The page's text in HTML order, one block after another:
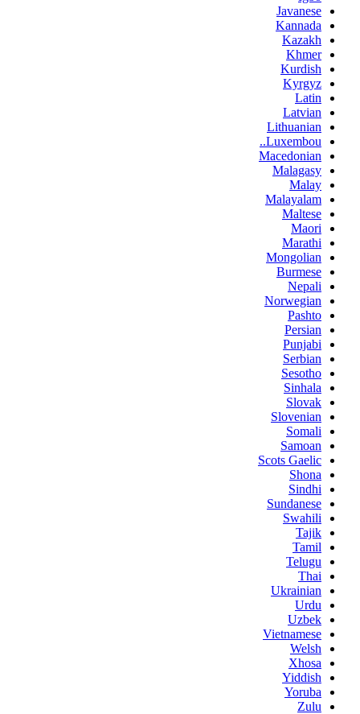
Javanese
Kannada
Kazakh
Khmer
Kurdish
Kyrgyz
Latin
Latvian
Lithuanian
Luxembou..
Macedonian
Malagasy
Malay
Malayalam
Maltese
Maori
Marathi
Mongolian
Burmese
Nepali
Norwegian
Pashto
Persian
Punjabi
Serbian
Sesotho
Sinhala
Slovak
Slovenian
Somali
Samoan
Scots Gaelic
Shona
Sindhi
Sundanese
Swahili
Tajik
Tamil
Telugu
Thai
Ukrainian
Urdu
Uzbek
Vietnamese
Welsh
Xhosa
Yiddish
Yoruba
Zulu